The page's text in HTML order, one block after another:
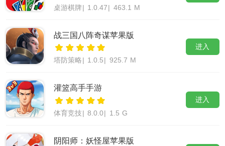
桌游棋牌 | 1.0.47 | 463.1 M
战三国八阵奇谋苹果版
塔防策略 1.0.5 925.7 M
进入
灌篮高手手游
体育竞技 8.0.0 1.5 G
进入
阴阳师：妖怪屋苹果版